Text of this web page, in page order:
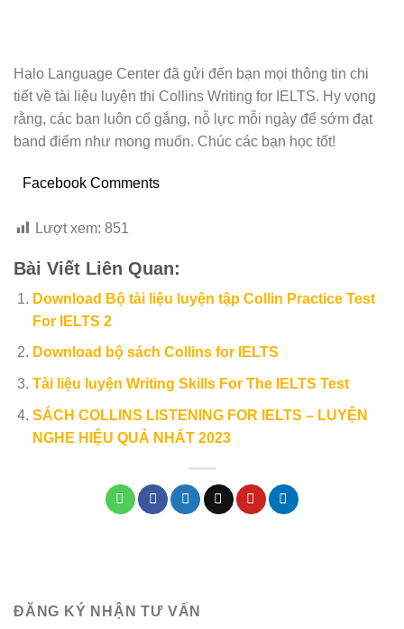
Halo Language Center đã gửi đến bạn mọi thông tin chi
tiết về tài liệu luyện thi Collins Writing for IELTS. Hy vọng
rằng, các bạn luôn cố gắng, nỗ lực mỗi ngày để sớm đạt
band điểm như mong muốn. Chúc các bạn học tốt!
Facebook Comments
Lượt xem: 851
Bài Viết Liên Quan:
Download Bộ tài liệu luyện tập Collin Practice Test
For IELTS 2
Download bộ sách Collins for IELTS
Tài liệu luyện Writing Skills For The IELTS Test
SÁCH COLLINS LISTENING FOR IELTS – LUYỆN
NGHE HIỆU QUẢ NHẤT 2023
ĐĂNG KÝ NHẬN TƯ VẤN